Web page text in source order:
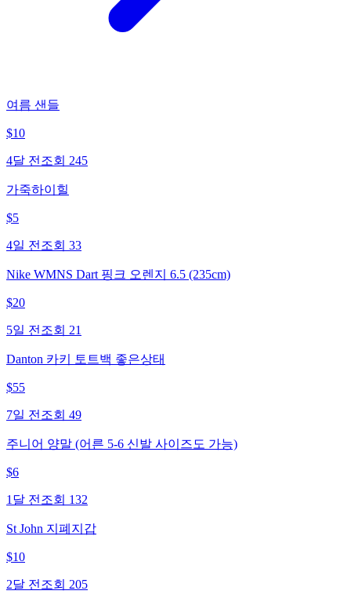
여름 샌들
$10
4달 전 조회 245
가죽하이힐
$5
4일 전 조회 33
Nike WMNS Dart 핑크 오렌지 6.5 (235cm)
$20
5일 전 조회 21
Danton 카키 토트백 좋은상태
$55
7일 전 조회 49
주니어 양말 (어른 5-6 신발 사이즈도 가능)
$6
1달 전 조회 132
St John 지폐지갑
$10
2달 전 조회 205